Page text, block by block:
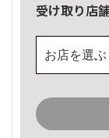
受け取り店
お店を選ぶ